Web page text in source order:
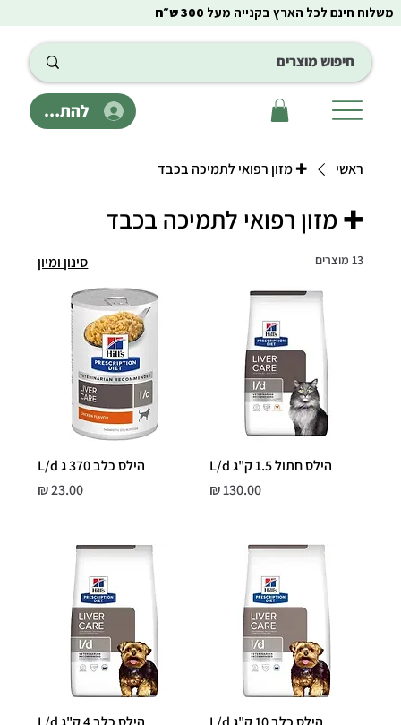
להתחבר
משלוח חינם לכל הארץ בקנייה מעל 300 ש״ח
ראשי ✚ מזון רפואי לתמיכה בכבד
✚ מזון רפואי לתמיכה בכבד
13 מוצרים סינון ומיון
הילס חתול 1.5 ק"ג L/d
מחיר
הילס כלב 370 ג L/d
מחיר